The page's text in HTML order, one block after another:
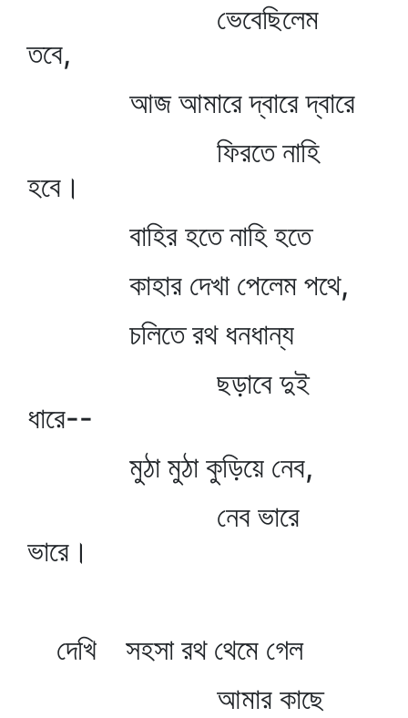
ভেবেছিলেম
তবে,
আজ আমারে দ্বারে দ্বারে
ফিরতে নাহি
হবে।
বাহির হতে নাহি হতে
কাহার দেখা পেলেম পথে,
চলিতে রথ ধনধান্য
ছড়াবে দুই
ধারে--
মুঠা মুঠা কুড়িয়ে নেব,
নেব ভারে
ভারে।
দেখি সহসা রথ থেমে গেল
আমার কাছে